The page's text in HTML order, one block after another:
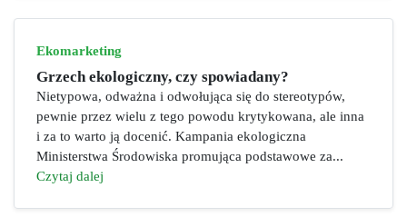
Ekomarketing
Grzech ekologiczny, czy spowiadany?
Nietypowa, odważna i odwołująca się do stereotypów,
pewnie przez wielu z tego powodu krytykowana, ale inna
i za to warto ją docenić. Kampania ekologiczna
Ministerstwa Środowiska promująca podstawowe za...
Czytaj dalej